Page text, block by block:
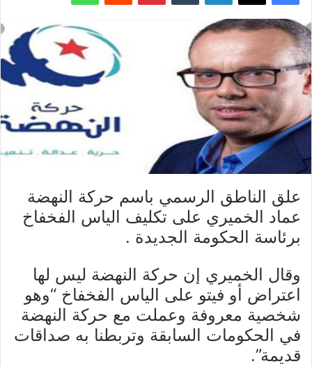
علق الناطق الرسمي باسم حركة النهضة
عماد الخميري على تكليف الياس الفخفاخ
برئاسة الحكومة الجديدة .
وقال الخميري إن حركة النهضة ليس لها
اعتراض أو فيتو على الياس الفخفاخ “وهو
شخصية معروفة وعملت مع حركة النهضة
في الحكومات السابقة وتربطنا به صداقات
قديمة”.